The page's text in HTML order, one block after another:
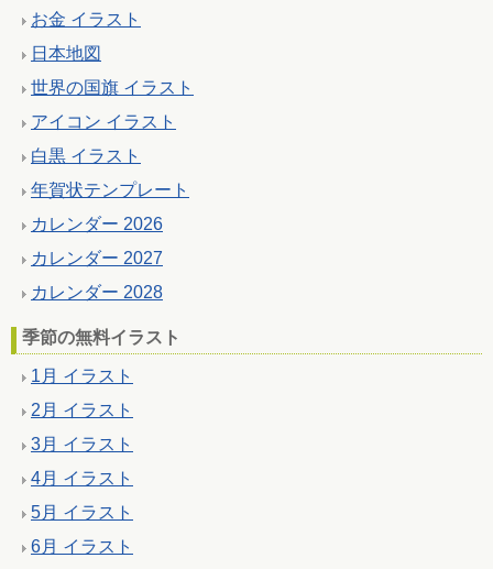
お金 イラスト
日本地図
世界の国旗 イラスト
アイコン イラスト
白黒 イラスト
年賀状テンプレート
カレンダー 2026
カレンダー 2027
カレンダー 2028
季節の無料イラスト
1月 イラスト
2月 イラスト
3月 イラスト
4月 イラスト
5月 イラスト
6月 イラスト